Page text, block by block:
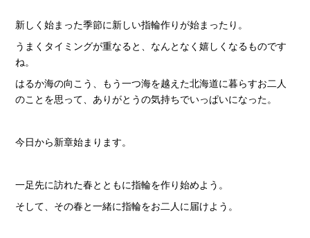
新しく始まった季節に新しい指輪作りが始まったり。
うまくタイミングが重なると、なんとなく嬉しくなるものです
ね。
はるか海の向こう、もう一つ海を越えた北海道に暮らすお二人
のことを思って、ありがとうの気持ちでいっぱいになった。
今日から新章始まります。
一足先に訪れた春とともに指輪を作り始めよう。
そして、その春と一緒に指輪をお二人に届けよう。